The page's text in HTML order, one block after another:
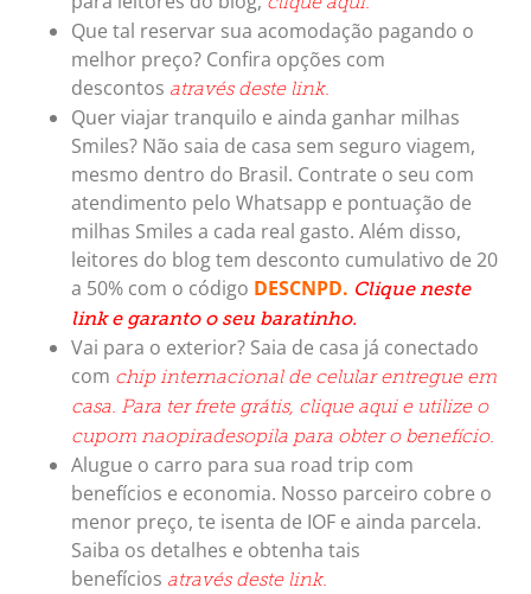
Que tal reservar sua acomodação pagando o
melhor preço? Confira opções com
descontos através deste link.
Quer viajar tranquilo e ainda ganhar milhas
Smiles? Não saia de casa sem seguro viagem,
mesmo dentro do Brasil. Contrate o seu com
atendimento pelo Whatsapp e pontuação de
milhas Smiles a cada real gasto. Além disso,
leitores do blog tem desconto cumulativo de 20
a 50% com o código DESCNPD. Clique neste
link e garanto o seu baratinho.
Vai para o exterior? Saia de casa já conectado
com chip internacional de celular entregue em
casa. Para ter frete grátis, clique aqui e utilize o
cupom naopiradesopila para obter o benefício.
Alugue o carro para sua road trip com
benefícios e economia. Nosso parceiro cobre o
menor preço, te isenta de IOF e ainda parcela.
Saiba os detalhes e obtenha tais
benefícios através deste link.